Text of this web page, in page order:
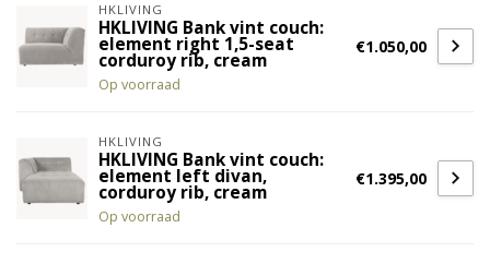
HKLIVING
HKLIVING Bank vint couch:
element right 1,5-seat
corduroy rib, cream
Op voorraad
€1.050,00
HKLIVING
HKLIVING Bank vint couch:
element left divan,
corduroy rib, cream
Op voorraad
€1.395,00